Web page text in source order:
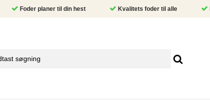
Foder planer til din hest Kvalitets foder til alle